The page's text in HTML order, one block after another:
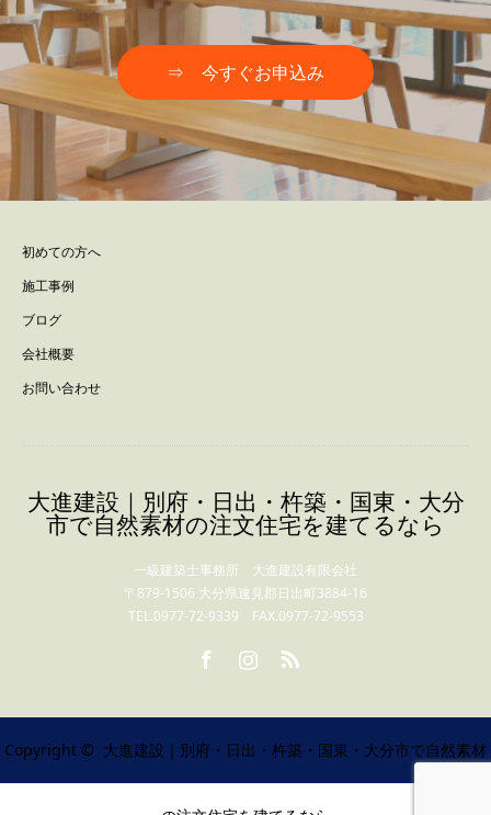
⇒ 今すぐお申込み
初めての方へ
施工事例
ブログ
会社概要
お問い合わせ
大進建設｜別府・日出・杵築・国東・大分
市で自然素材の注文住宅を建てるなら
一級建築士事務所 大進建設有限会社
〒879-1506 大分県速見郡日出町3884-16
TEL.0977-72-9339 FAX.0977-72-9553
Copyright © 大進建設｜別府・日出・杵築・国東・大分市で自然素材